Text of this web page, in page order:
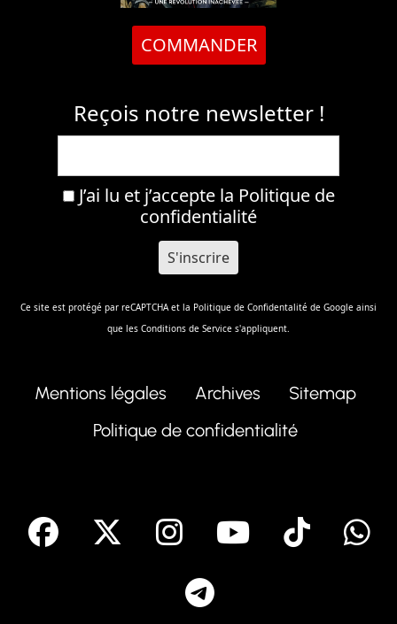
COMMANDER
Reçois notre newsletter !
J’ai lu et j’accepte la Politique de
confidentialité
Ce site est protégé par reCAPTCHA et la Politique de Confidentalité de Google ainsi
que les Conditions de Service s'appliquent.
Mentions légales Archives
Sitemap
Politique de confidentialité
facebook Instagram
Youtube
Tik